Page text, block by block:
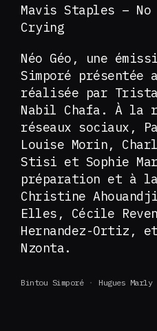
Mavis Staples –
Crying
Néo Géo, une
Simporé présentée
réalisée par
Nabil Chafa. À la
réseaux sociaux,
Louise Morin,
Stisi et Sophie
préparation et à
Christine
Elles, Cécile
Hernandez-Ortiz,
Nzonta.
Bintou Simporé Hugues Marly